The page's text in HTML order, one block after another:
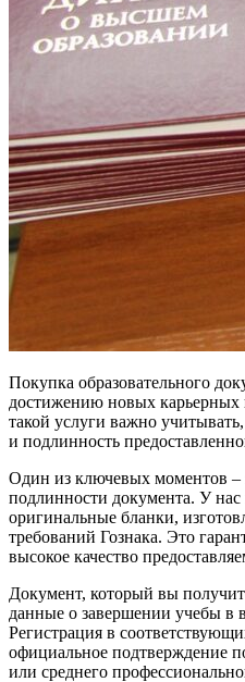
Покупка образовательного
достижению новых
такой услуги важно
и подлинность
Один из ключевых моментов –
подлинности документа. У нас
оригинальные бланки,
требований Гознака. Это
высокое качество
Документ, который вы
данные о завершении учебы в
Регистрация в
официальное подтверждение
или среднего